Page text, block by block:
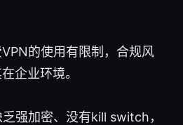
的使用有限制，合规风
企业环境。
强加密、没有kill switch，